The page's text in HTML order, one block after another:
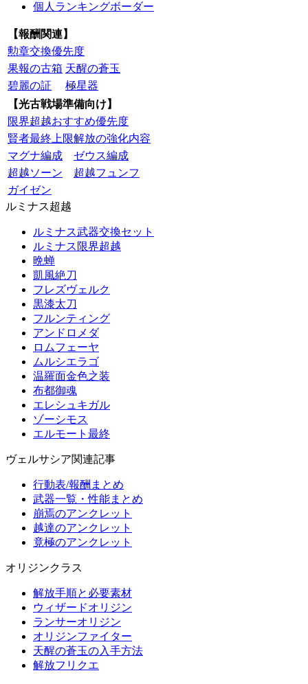
個人ランキングボーダー
【報酬関連】
勲章交換優先度
果報の古箱 天醒の蒼玉
碧麗の証
極星器
【光古戦場準備向け】
限界超越おすすめ優先度
賢者最終上限解放の強化内容
マグナ編成
ゼウス編成
超越ソーン
超越フュンフ
ガイゼン
ルミナス超越
ルミナス武器交換セット
ルミナス限界超越
晩蝉
凱風絶刀
フレズヴェルク
黒漆太刀
フルンティング
アンドロメダ
ロムフェーヤ
ムルシエラゴ
温羅面金色之装
布都御魂
エレシュキガル
ゾーシモス
エルモート最終
ヴェルサシア関連記事
行動表/報酬まとめ
武器一覧・性能まとめ
崩焉のアンクレット
越達のアンクレット
竟極のアンクレット
オリジンクラス
解放手順と必要素材
ウィザードオリジン
ランサーオリジン
オリジンファイター
天醒の蒼玉の入手方法
解放フリクエ